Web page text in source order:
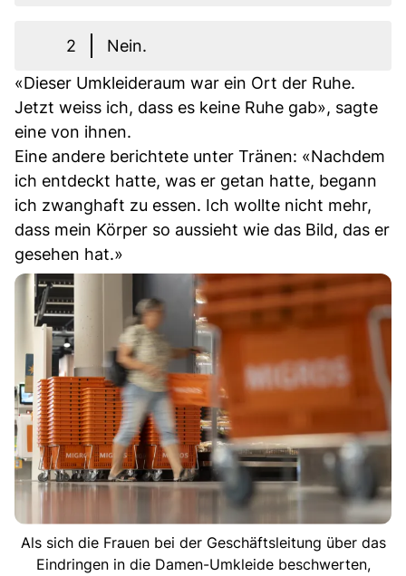
2
Nein.
«Dieser Umkleideraum war ein Ort der Ruhe.
Jetzt weiss ich, dass es keine Ruhe gab», sagte
eine von ihnen.
Eine andere berichtete unter Tränen: «Nachdem
ich entdeckt hatte, was er getan hatte, begann
ich zwanghaft zu essen. Ich wollte nicht mehr,
dass mein Körper so aussieht wie das Bild, das er
gesehen hat.»
Als sich die Frauen bei der Geschäftsleitung über das
Eindringen in die Damen-Umkleide beschwerten,